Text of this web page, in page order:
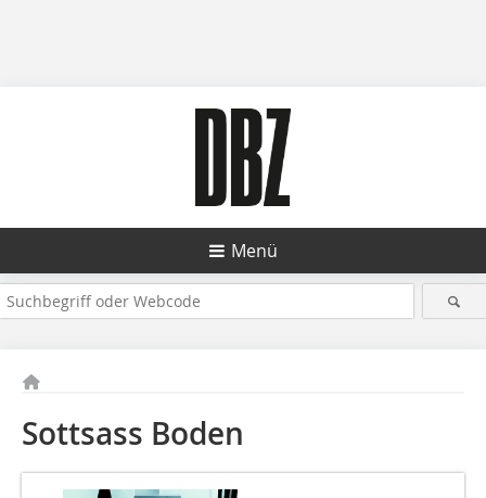
Menü
Sottsass Boden